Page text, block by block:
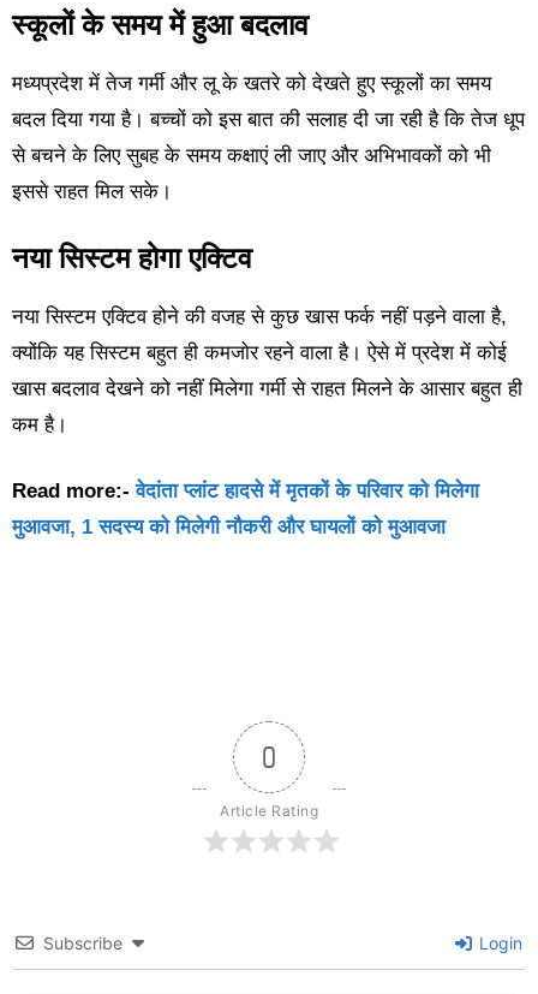
स्कूलों के समय में हुआ बदलाव
मध्यप्रदेश में तेज गर्मी और लू के खतरे को देखते हुए स्कूलों का समय
बदल दिया गया है। बच्चों को इस बात की सलाह दी जा रही है कि तेज धूप
से बचने के लिए सुबह के समय कक्षाएं ली जाए और अभिभावकों को भी
इससे राहत मिल सके।
नया सिस्टम होगा एक्टिव
नया सिस्टम एक्टिव होने की वजह से कुछ खास फर्क नहीं पड़ने वाला है,
क्योंकि यह सिस्टम बहुत ही कमजोर रहने वाला है। ऐसे में प्रदेश में कोई
खास बदलाव देखने को नहीं मिलेगा गर्मी से राहत मिलने के आसार बहुत ही
कम है।
Read more:-वेदांता प्लांट हादसे में मृतकों के परिवार को मिलेगा
मुआवजा, 1 सदस्य को मिलेगी नौकरी और घायलों को मुआवजा
0
Article Rating
Subscribe Login